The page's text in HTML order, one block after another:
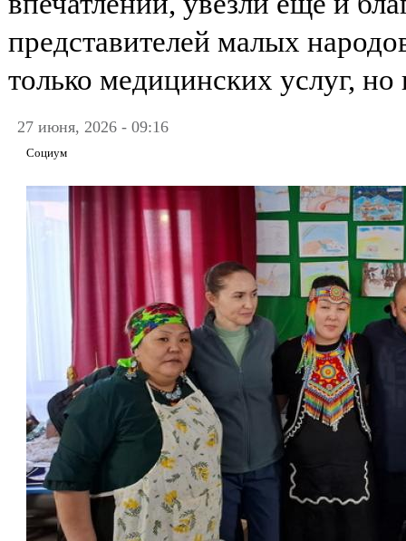
представителей малых
только медицинских услуг, но
27 июня, 2026 - 09:16
Социум